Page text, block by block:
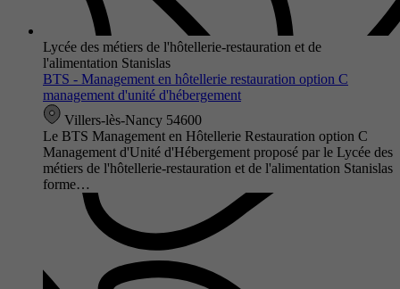
Lycée des métiers de l'hôtellerie-restauration et de
l'alimentation Stanislas
BTS - Management en hôtellerie restauration option C
management d'unité d'hébergement
Villers-lès-Nancy 54600
Le BTS Management en Hôtellerie Restauration option C
Management d'Unité d'Hébergement proposé par le Lycée des
métiers de l'hôtellerie-restauration et de l'alimentation Stanislas
forme…